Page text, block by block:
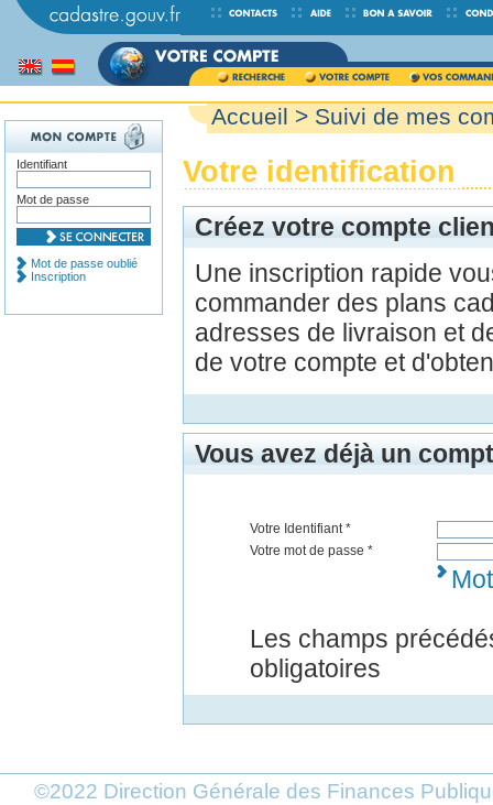
Accueil > Suivi de mes
Votre identification
Créez votre compte
Une inscription rapide
commander des plans
adresses de livraison et
de votre compte et
Vous avez déjà un
Votre Identifiant *
Votre mot de passe *
Les champs
obligatoires
Identifiant
Mot de passe
Mot de passe oublié
Inscription
©2022 Direction Générale des Finances